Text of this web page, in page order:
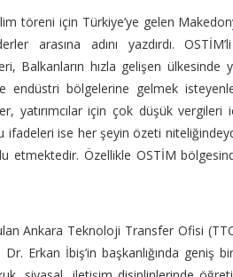
töreni için Türkiye’ye gelen
arasına adını yazdırdı.
Balkanların hızla gelişen ülkesinde
endüstri bölgelerine gelmek
yatırımcılar için çok düşük vergileri
ise her şeyin özeti
etmektedir. Özellikle OSTİM
Ankara Teknoloji Transfer Ofisi
Erkan İbiş’in başkanlığında geniş